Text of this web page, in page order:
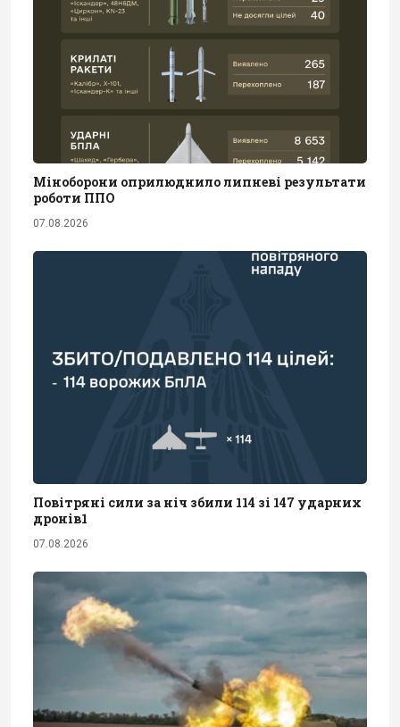
Міноборони оприлюднило липневі результати
роботи ППО
07.08.2026
Повітряні сили за ніч збили 114 зі 147 ударних
дронів1
07.08.2026